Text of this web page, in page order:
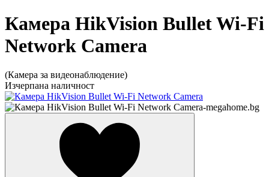
Камера HikVision Bullet Wi-Fi
Network Camera
(Камера за видеонаблюдение)
Изчерпана наличност